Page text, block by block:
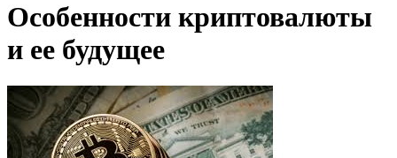
Особенности криптовалюты
и ее будущее